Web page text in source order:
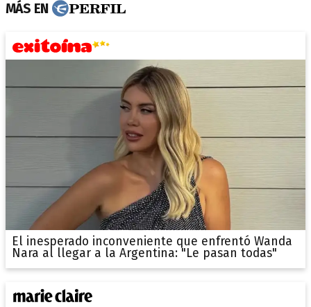
MÁS EN
El inesperado inconveniente que enfrentó Wanda
Nara al llegar a la Argentina: "Le pasan todas"